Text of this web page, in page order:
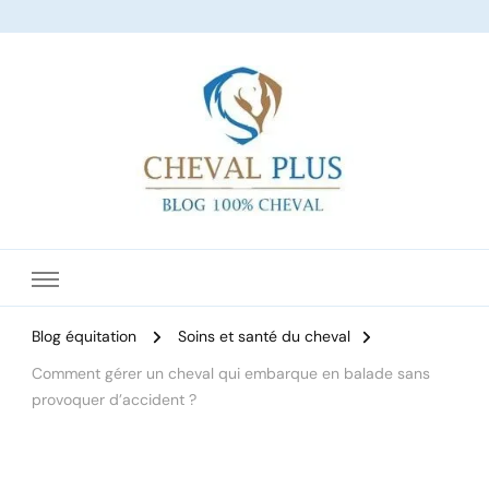
Blog équitation
Soins et santé du cheval
Comment gérer un cheval qui embarque en balade sans
provoquer d’accident ?